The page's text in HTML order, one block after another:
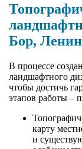
Бор,
В процессе
ландшафтного
чтобы достичь
этапов работы –
карту
и